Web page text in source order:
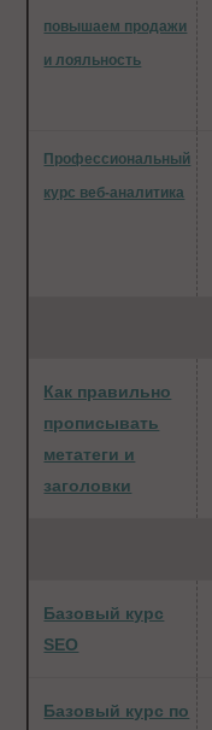
повышаем продажи
и лояльность
Профессиональный
курс веб-аналитика
Как правильно
прописывать
метатеги и
заголовки
Базовый курс
SEO
Базовый курс по